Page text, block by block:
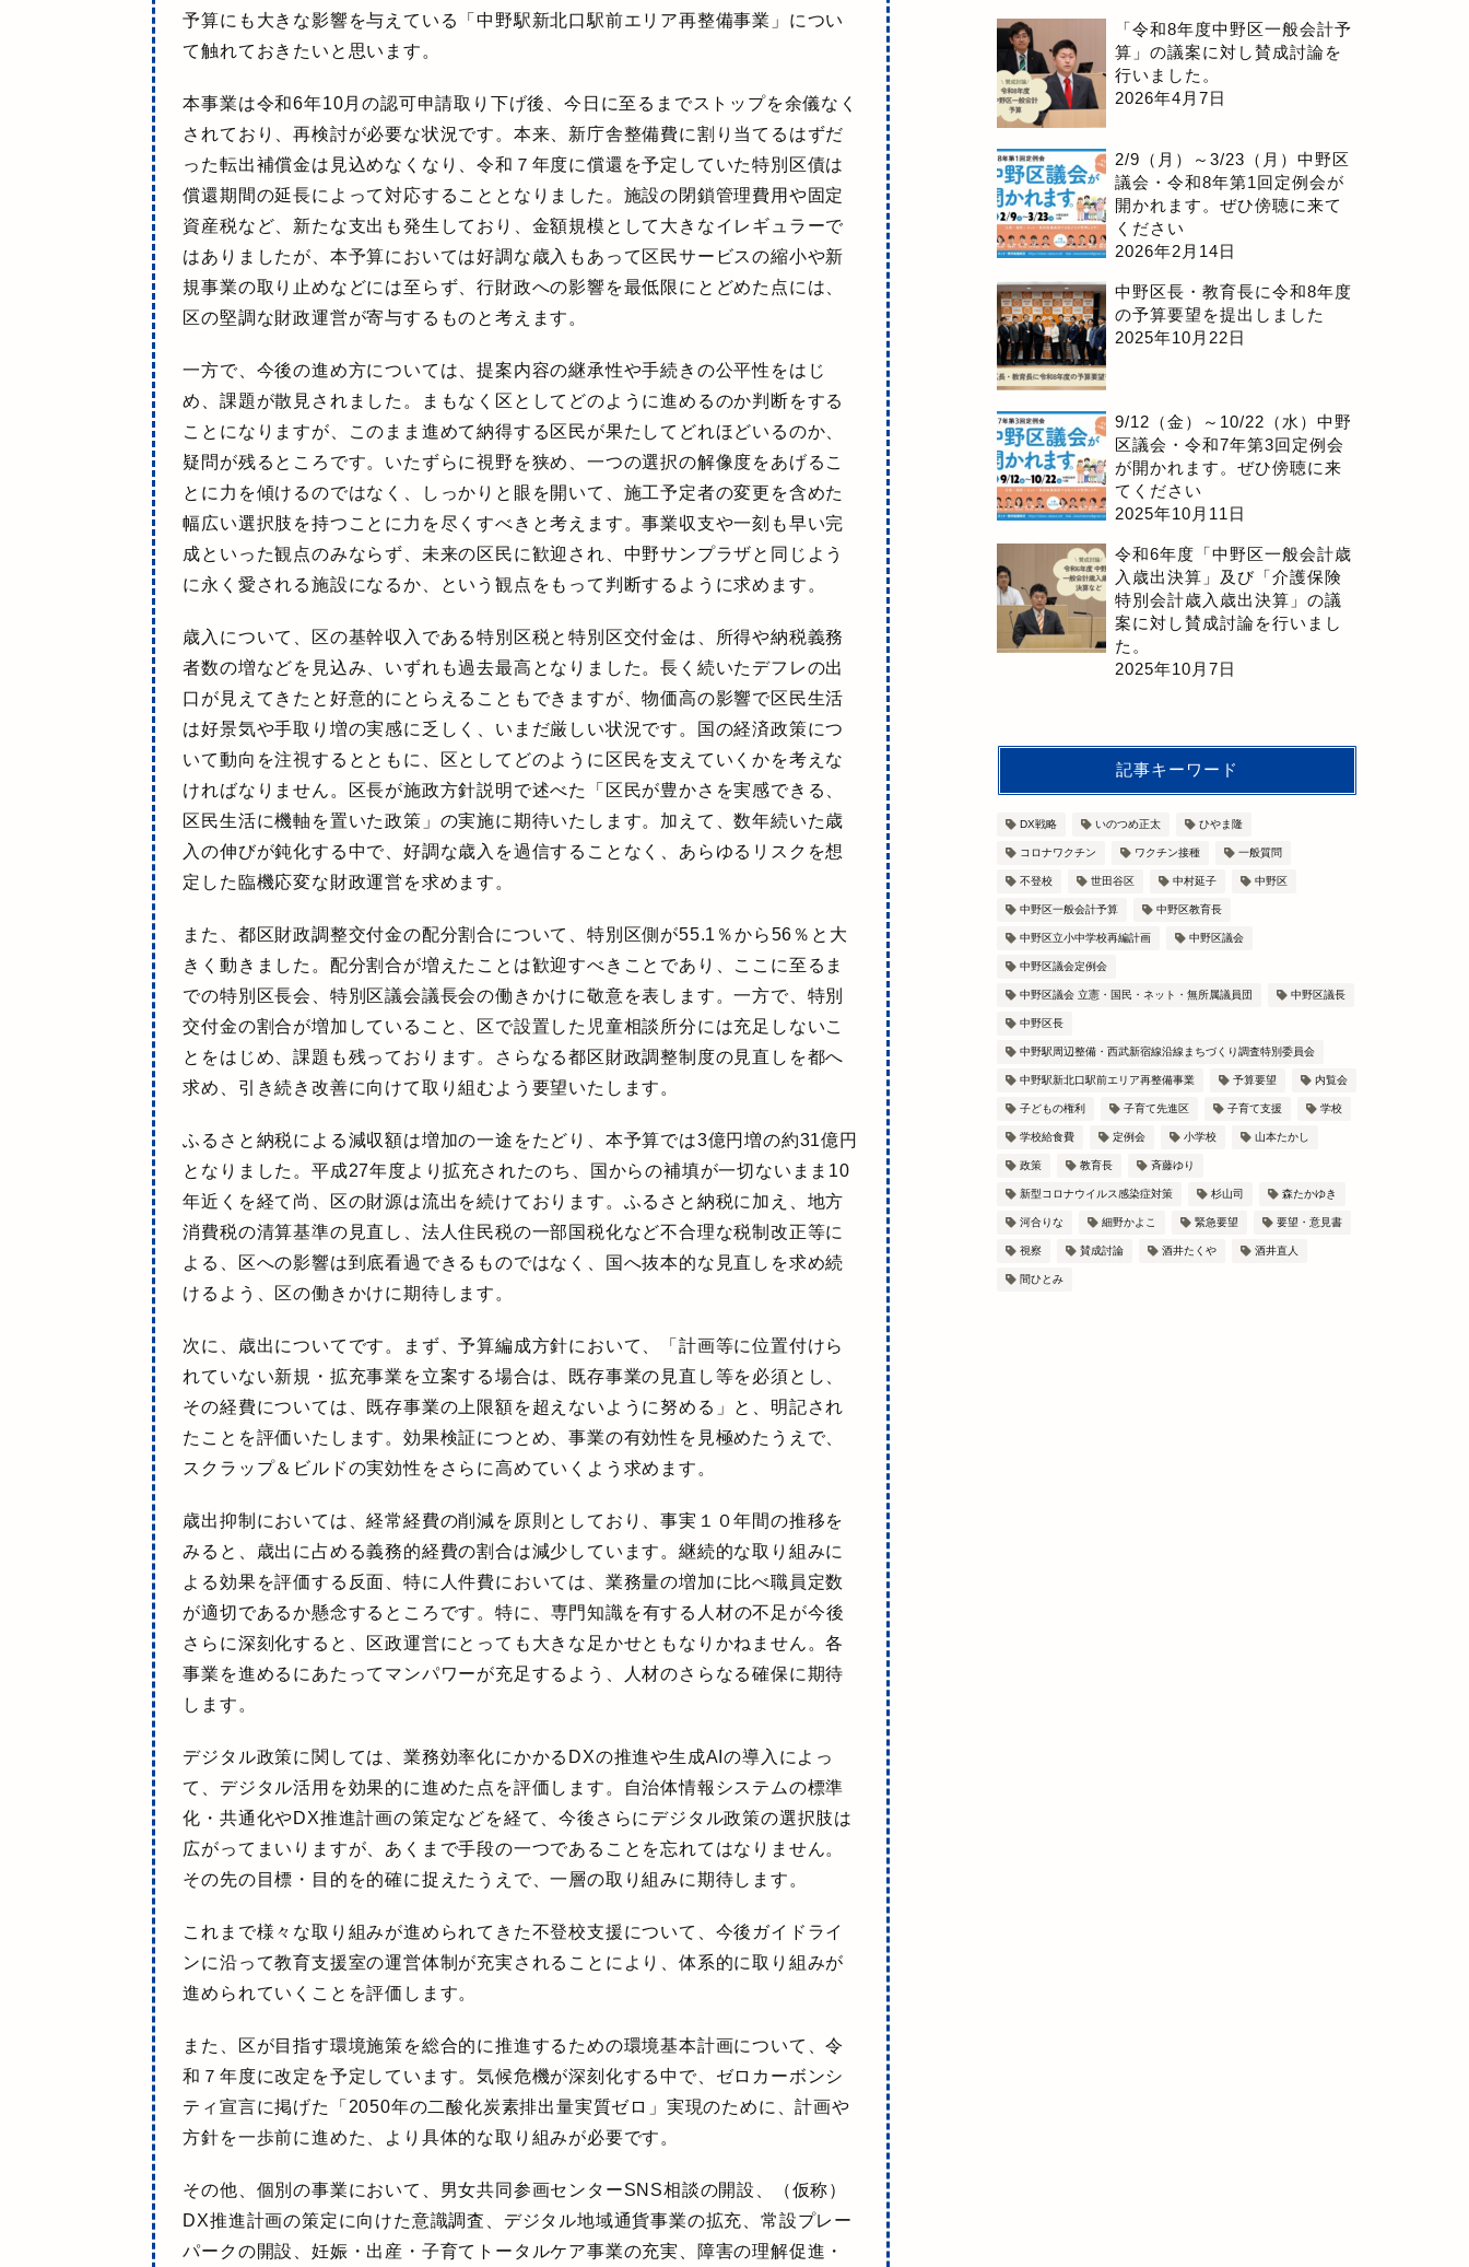
予算にも大きな影響を与えている
「中野駅新北口駅前エリア再整備事業」 につい
て触れておきたいと思います。
本事業は令和6年10月の認可申請取り下げ後、今日に至るまでストップを余儀なく
されており、再検討が必要な状況です。本来、新庁舎整備費に割り当てるはずだ
った転出補償金は見込めなくなり、令和７年度に償還を予定していた特別区債は
償還期間の延長によって対応することとなりました。施設の閉鎖管理費用や固定
資産税など、新たな支出も発生しており、金額規模として大きなイレギュラーで
はありましたが、本予算においては好調な歳入もあって区民サービスの縮小や新
規事業の取り止めなどには至らず、行財政への影響を最低限にとどめた点には、
区の堅調な財政運営が寄与するものと考えます。
一方で、今後の進め方については、提案内容の継承性や手続きの公平性をはじ
め、課題が散見されました。
まもなく区としてどのように進めるのか判断をする
ことになりますが、このまま進めて納得する区民が果たしてどれほどいるのか、
疑問が残るところです。 いたずらに視野を狭め、一つの選択の解像度をあげるこ
とに力を傾けるのではなく、しっかりと眼を開いて、施工予定者の変更を含めた
幅広い選択肢を持つことに力を尽くすべきと考えます。事業収支や一刻も早い完
成といった観点のみならず、未来の区民に歓迎され、中野サンプラザと同じよう
に永く愛される施設になるか、という観点 をもって判断するように求めます。
歳入について、区の基幹収入である特別区税と特別区交付金は、所得や納税義務
者数の増などを見込み、いずれも過去最高となりました。長く続いたデフレの出
口が見えてきたと好意的にとらえることもできますが、物価高の影響で区民生活
は好景気や手取り増の実感に乏しく、いまだ厳しい状況です。国の経済政策につ
いて動向を注視するとともに、区としてどのように区民を支えていくかを考えな
ければなりません。
区長が施政方針説明で述べた「区民が豊かさを実感できる、
区民生活に機軸を置いた政策」の実施に期待いたします。加えて、数年続いた歳
入の伸びが鈍化する中で、好調な歳入を過信することなく、あらゆるリスクを想
定した臨機応変な財政運営を求めます。
また、都区財政調整交付金の配分割合について、特別区側が55.1％から56％と大
きく動きました。配分割合が増えたことは歓迎すべきことであり、ここに至るま
での特別区長会、特別区議会議長会の働きかけに敬意を表します。一方で、特別
交付金の割合が増加していること、区で設置した児童相談所分には充足しないこ
とをはじめ、課題も残っております。
さらなる都区財政調整制度の見直しを都へ
求め、引き続き改善に向けて取り組むよう要望いたします。
ふるさと納税による減収額は増加の一途をたどり、本予算では3億円増の約31億円
となりました。平成27年度より拡充されたのち、国からの補填が一切ないまま10
年近くを経て尚、区の財源は流出を続けております。 ふるさと納税に加え、地方
消費税の清算基準の見直し、法人住民税の一部国税化など不合理な税制改正等に
よる、区への影響は到底看過できるものではなく、国へ抜本的な見直しを求め続
けるよう、区の働きかけに期待 します。
次に、歳出についてです。まず、予算編成方針において、「計画等に位置付けら
れていない新規・拡充事業を立案する場合は、既存事業の見直し等を必須とし、
その経費については、既存事業の上限額を超えないように努める」と、明記され
たことを評価いたします。効果検証につとめ、事業の有効性を見極めたうえで、
スクラップ＆ビルドの実効性をさらに高めていくよう 求めます。
歳出抑制においては、経常経費の削減を原則としており、事実１０年間の推移を
みると、歳出に占める義務的経費の割合は減少しています。継続的な取り組みに
よる効果を評価する反面、特に 人件費においては、業務量の増加に比べ職員定数
が適切であるか懸念するところです。特に、 専門知識を有する人材の不足が今後
さらに深刻化すると、区政運営にとっても大きな足かせともなりかねません。各
事業を進めるにあたってマンパワーが充足するよう、人材のさらなる確保に期待
します。
デジタル政策に関しては、業務効率化にかかるDXの推進や生成AIの導入によっ
て、デジタル活用を効果的に進めた点を評価 します。自治体情報システムの標準
化・共通化やDX推進計画の策定などを経て、今後さらにデジタル政策の選択肢は
広がってまいりますが、あくまで手段の一つであることを忘れてはなりません。
その先の目標・目的を的確に捉えたうえで、一層の取り組みに期待します。
これまで様々な取り組みが進められてきた不登校支援について、今後ガイドライ
ンに沿って教育支援室の運営体制が充実 されることにより、体系的に取り組みが
進められていくことを評価します。
また、区が目指す環境施策を総合的に推進するための環境基本計画について、令
和７年度に改定を予定 しています。気候危機が深刻化する中で、ゼロカーボンシ
ティ宣言に掲げた「2050年の二酸化炭素排出量実質ゼロ」実現のために、計画や
方針を一歩前に進めた、より具体的な取り組みが必要です。
その他、個別の事業において、 男女共同参画センターSNS相談の開設、（仮称）
DX推進計画の策定に向けた意識調査、デジタル地域通貨事業の拡充、常設プレー
パークの開設、妊娠・出産・子育てトータルケア事業の充実、障害の理解促進・
「令和8年度中野区一般会計予
算」の議案に対し賛成討論を
行いました。
2026年4月7日
2/9（月）～3/23（月）中野区
議会・令和8年第1回定例会が
開かれます。ぜひ傍聴に来て
ください
2026年2月14日
中野区長・教育長に令和8年度
の予算要望を提出しました
2025年10月22日
9/12（金）～10/22（水）中野
区議会・令和7年第3回定例会
が開かれます。ぜひ傍聴に来
てください
2025年10月11日
令和6年度「中野区一般会計歳
入歳出決算」及び「介護保険
特別会計歳入歳出決算」の議
案に対し賛成討論を行いまし
た。
2025年10月7日
記事キーワード
DX戦略 いのつめ正太 ひやま隆
コロナワクチン ワクチン接種 一般質問
不登校 世田谷区 中村延子 中野区
中野区一般会計予算 中野区教育長
中野区立小中学校再編計画 中野区議会
中野区議会定例会
中野区議会 立憲・国民・ネット・無所属議員団 中野区議長
中野区長
中野駅周辺整備・西武新宿線沿線まちづくり調査特別委員会
中野駅新北口駅前エリア再整備事業 予算要望 内覧会
子どもの権利 子育て先進区 子育て支援 学校
学校給食費 定例会 小学校 山本たかし
政策 教育長 斉藤ゆり
新型コロナウイルス感染症対策 杉山司 森たかゆき
河合りな 細野かよこ 緊急要望 要望・意見書
視察 賛成討論 酒井たくや 酒井直人
間ひとみ